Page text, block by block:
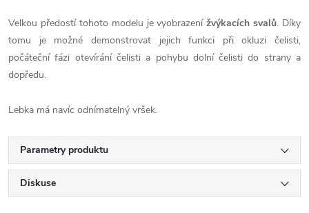
Velkou předostí tohoto modelu je vyobrazenížvýkacích svalů. Díky
tomu je možné demonstrovat jejich funkci při okluzi čelisti,
počáteční fázi otevírání čelisti a pohybu dolní čelisti do strany a
dopředu.
Lebka má navíc odnímatelný vršek.
Parametry produktu
Diskuse